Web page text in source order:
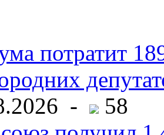
потратит
-
58